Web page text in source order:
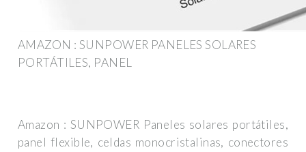
AMAZON : SUNPOWER PANELES SOLARES
PORTÁTILES, PANEL
Amazon : SUNPOWER Paneles solares portátiles,
panel flexible, celdas monocristalinas, conectores